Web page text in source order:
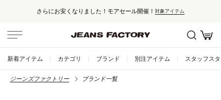
さらにお安くなりました！モアセール開催！ 対象アイテム
新着アイテム カテゴリ ブランド 別注アイテム スタッフス
ジーンズファクトリー ブランド一覧